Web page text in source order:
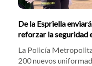
De la Espriella
reforzar la seguridad
La Policía
200 nuevos